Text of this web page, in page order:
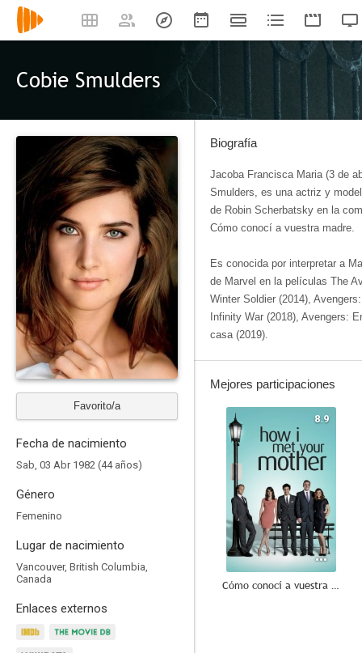
Cobie Smulders
Favorito/a
Fecha de nacimiento
Sab, 03 Abr 1982 (44 años)
Género
Femenino
Lugar de nacimiento
Vancouver, British Columbia,
Canada
Enlaces externos
Biografía
Jacoba Francisca Maria (3 de
Smulders,​ es una actriz y
de Robin Scherbatsky en la
Cómo conocí a vuestra madre.
Es conocida por interpretar a
de Marvel en la películas The
Winter Soldier (2014),
Infinity War (2018), Avengers:
casa (2019).
Mejores participaciones
8.9
Cómo conocí a vuestra madre